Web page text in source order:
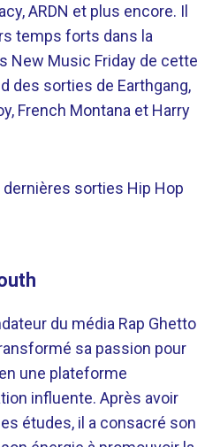
ARDN et plus encore. Il
temps forts dans la
New Music Friday de cette
des sorties de Earthgang,
French Montana et Harry
sorties Hip Hop
du média Rap Ghetto
sa passion pour
en une plateforme
influente. Après avoir
études, il a consacré son